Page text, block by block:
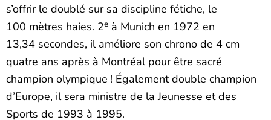
s’offrir le doublé sur sa discipline fétiche, le
100 mètres haies. 2e à Munich en 1972 en
13,34 secondes, il améliore son chrono de 4 cm
quatre ans après à Montréal pour être sacré
champion olympique ! Également double champion
d’Europe, il sera ministre de la Jeunesse et des
Sports de 1993 à 1995.